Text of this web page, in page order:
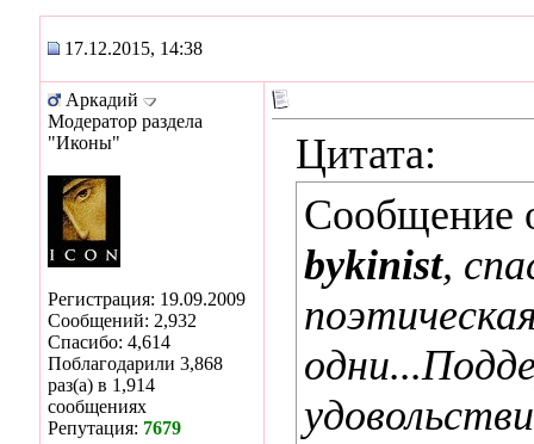
17.12.2015, 14:38
Аркадий
Модератор раздела
"Иконы"
Регистрация: 19.09.2009
Сообщений: 2,932
Спасибо: 4,614
Поблагодарили 3,868
раз(а) в 1,914
сообщениях
Репутация: 7679
Цитата:
Сообщение
bykinist,